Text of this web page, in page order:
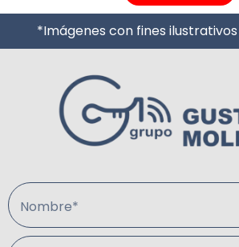
*Imágenes con fines
Nombre*